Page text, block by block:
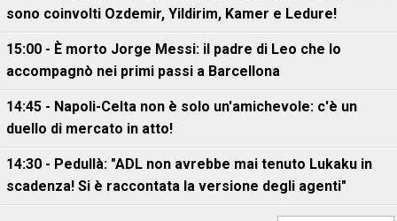
sono coinvolti Ozdemir, Yildirim, Kamer e Ledure!
15:00 - È morto Jorge Messi: il padre di Leo che lo
accompagnò nei primi passi a Barcellona
14:45 - Napoli-Celta non è solo un'amichevole: c'è un
duello di mercato in atto!
14:30 - Pedullà: "ADL non avrebbe mai tenuto Lukaku in
scadenza! Si è raccontata la versione degli agenti"